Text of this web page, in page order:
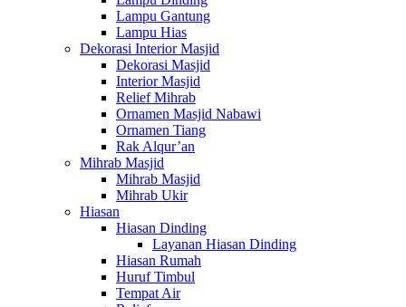
Lampu Gantung
Lampu Hias
Dekorasi Interior Masjid
Dekorasi Masjid
Interior Masjid
Relief Mihrab
Ornamen Masjid Nabawi
Ornamen Tiang
Rak Alqur’an
Mihrab Masjid
Mihrab Masjid
Mihrab Ukir
Hiasan
Hiasan Dinding
Layanan Hiasan Dinding
Hiasan Rumah
Huruf Timbul
Tempat Air